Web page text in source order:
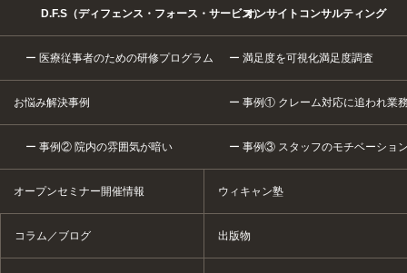
D.F.S（ディフェンス・フォース・サービス）オンサイトコンサルティング
医療従事者のための研修プログラム 満足度を可視化満足度調査
お悩み解決事例 事例① クレーム対応に追われ業
事例② 院内の雰囲気が暗い 事例③ スタッフのモチベーショ
オープンセミナー開催情報 ウィキャン塾
コラム／ブログ 出版物